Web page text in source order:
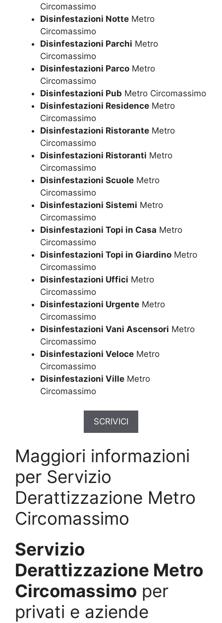
Circomassimo
Disinfestazioni Notte Metro
Circomassimo
Disinfestazioni Parchi Metro
Circomassimo
Disinfestazioni Parco Metro
Circomassimo
Disinfestazioni Pub Metro Circomassimo
Disinfestazioni Residence Metro
Circomassimo
Disinfestazioni Ristorante Metro
Circomassimo
Disinfestazioni Ristoranti Metro
Circomassimo
Disinfestazioni Scuole Metro
Circomassimo
Disinfestazioni Sistemi Metro
Circomassimo
Disinfestazioni Topi in Casa Metro
Circomassimo
Disinfestazioni Topi in Giardino Metro
Circomassimo
Disinfestazioni Uffici Metro
Circomassimo
Disinfestazioni Urgente Metro
Circomassimo
Disinfestazioni Vani Ascensori Metro
Circomassimo
Disinfestazioni Veloce Metro
Circomassimo
Disinfestazioni Ville Metro
Circomassimo
SCRIVICI
Maggiori informazioni
per Servizio
Derattizzazione Metro
Circomassimo
Servizio
Derattizzazione Metro
Circomassimo per
privati e aziende